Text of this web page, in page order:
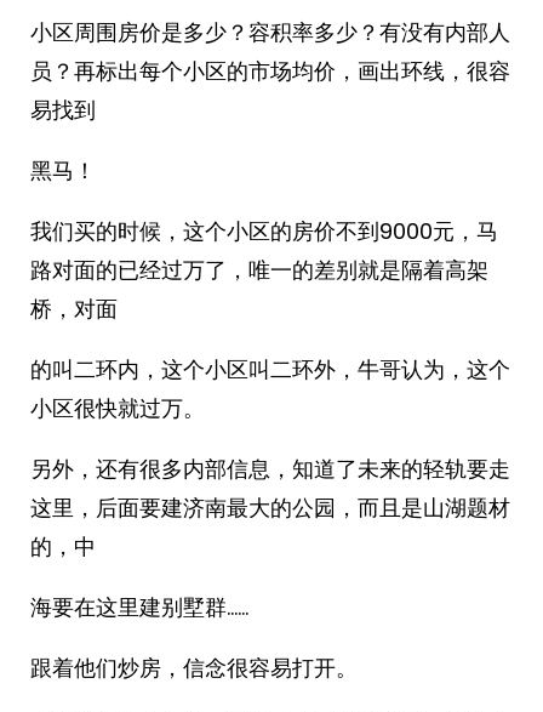
小区周围房价是多少？容积率多少？有没有内部人
员？再标出每个小区的市场均价，画出环线，很容
易找到
黑马！
我们买的时候，这个小区的房价不到9000元，马
路对面的已经过万了，唯一的差别就是隔着高架
桥，对面
的叫二环内，这个小区叫二环外，牛哥认为，这个
小区很快就过万。
另外，还有很多内部信息，知道了未来的轻轨要走
这里，后面要建济南最大的公园，而且是山湖题材
的，中
海要在这里建别墅群……
跟着他们炒房，信念很容易打开。